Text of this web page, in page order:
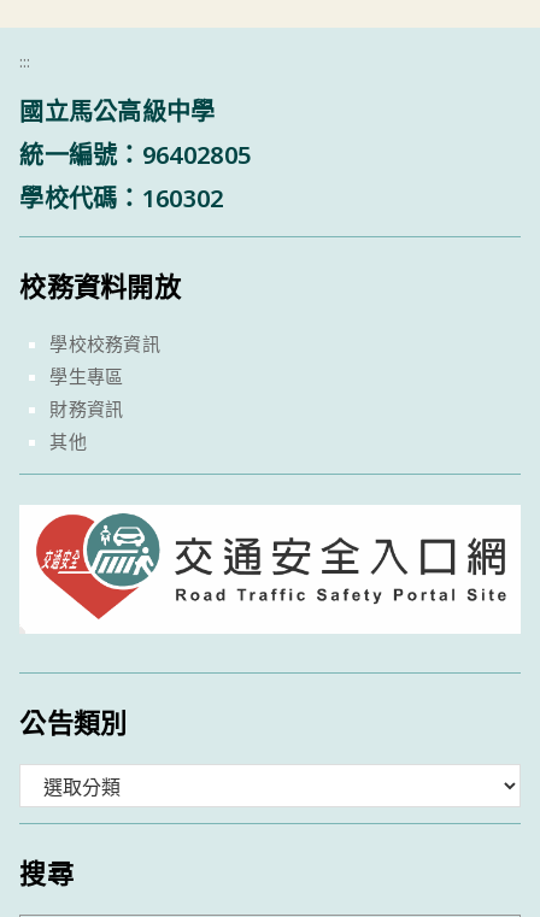
:::
國立馬公高級中學
統一編號：96402805
學校代碼：160302
校務資料開放
學校校務資訊
學生專區
財務資訊
其他
公告類別
類
搜尋